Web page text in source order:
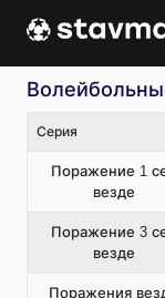
Серия
Поражение 1
везде
Поражение 3
везде
Поражения